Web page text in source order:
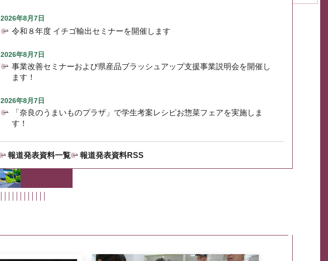
2026年8月7日
令和８年度 イチゴ輸出セミナーを開催します
2026年8月7日
事業改善セミナーおよび県産品ブラッシュアップ支援事業説明会を開催し
ます！
2026年8月7日
「奈良のうまいものプラザ」で学生考案レシピお惣菜フェアを実施しま
す！
報道発表資料一覧 報道発表資料RSS